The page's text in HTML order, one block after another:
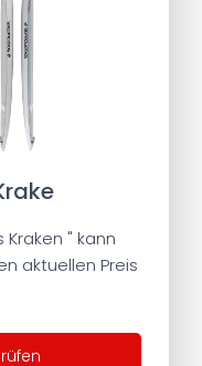
Kraken " kann
aktuellen Preis